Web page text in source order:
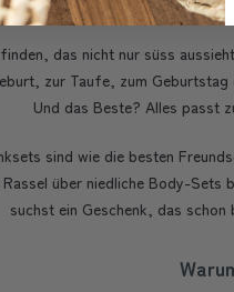
für
das nicht nur süss
zur Taufe, zum
Und das Beste? Alles passt
sind wie die besten
über niedliche Body-
suchst ein Geschenk, das